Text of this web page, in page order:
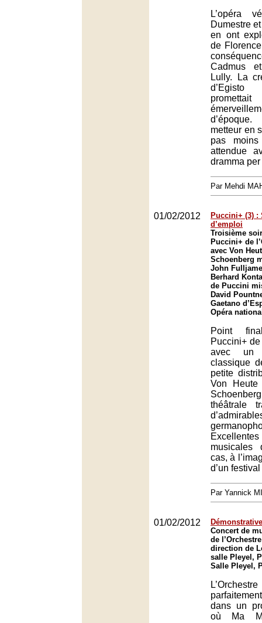
L’opéra
Dumestre
en ont
de
Cadmus
Lully. La
metteur en
pas
attendue
dramma
Par Mehdi
01/02/2012
Puccini+ (3) :
d’emploi
Troisième
Puccini+ de
avec Von
Schoenberg
John
Berhard
de Puccini
David
Gaetano
Opéra
Point
Puccini+ de
avec un
classique
petite
Von
théâtrale
musicales
cas, à
d’un
Par Yannick
01/02/2012
Concert de
de
direction de
salle Pleyel,
Salle Pleyel,
dans un
où Ma